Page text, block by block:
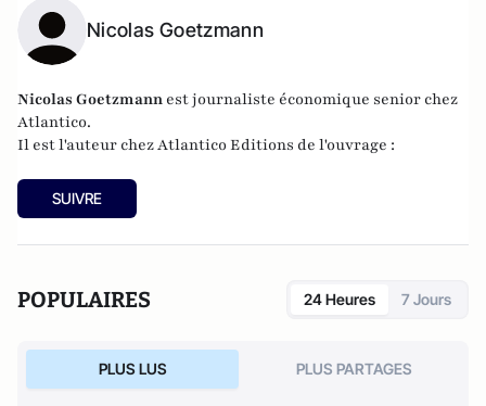
Nicolas Goetzmann
Nicolas Goetzmann est journaliste économique senior chez
Atlantico.
Il est l'auteur chezAtlantico Editions de l'ouvrage :
SUIVRE
POPULAIRES 24 Heures 7 Jours
PLUS LUS PLUS PARTAGES